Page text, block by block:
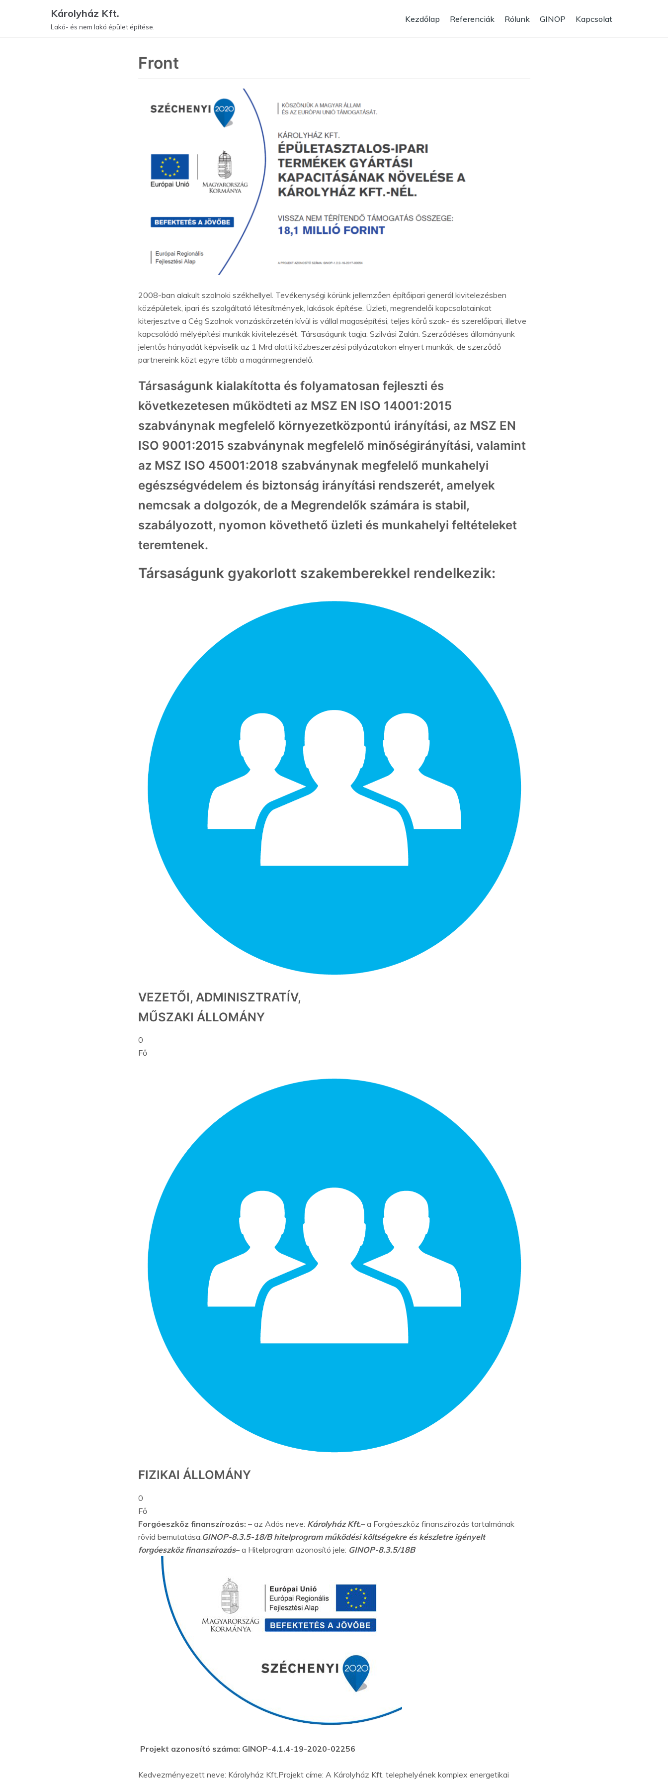
Károlyház Kft.
Lakó- és nem lakó épület építése.
Kezdőlap Referenciák Rólunk GINOP Kapcsolat
Front
2008-ban alakult szolnoki székhellyel. Tevékenységi körünk jellemzően építőipari generál kivitelezésben
középületek, ipari és szolgáltató létesítmények, lakások építése. Üzleti, megrendelői kapcsolatainkat
kiterjesztve a Cég Szolnok vonzáskörzetén kívül is vállal magasépítési, teljes körű szak- és szerelőipari, illetve
kapcsolódó mélyépítési munkák kivitelezését. Társaságunk tagja: Szilvási Zalán. Szerződéses állományunk
jelentős hányadát képviselik az 1 Mrd alatti közbeszerzési pályázatokon elnyert munkák, de szerződő
partnereink közt egyre több a magánmegrendelő.
Társaságunk kialakította és folyamatosan fejleszti és
következetesen működteti az MSZ EN ISO 14001:2015
szabványnak megfelelő környezetközpontú irányítási, az MSZ EN
ISO 9001:2015 szabványnak megfelelő minőségirányítási, valamint
az MSZ ISO 45001:2018 szabványnak megfelelő munkahelyi
egészségvédelem és biztonság irányítási rendszerét, amelyek
nemcsak a dolgozók, de a Megrendelők számára is stabil,
szabályozott, nyomon követhető üzleti és munkahelyi feltételeket
teremtenek.
Társaságunk gyakorlott szakemberekkel rendelkezik:
VEZETŐI, ADMINISZTRATÍV,
MŰSZAKI ÁLLOMÁNY​
0
Fő
FIZIKAI ÁLLOMÁNY​
0
Fő
Forgóeszköz finanszírozás: – az Adós neve: Károlyház Kft.– a Forgóeszköz finanszírozás tartalmának
rövid bemutatása:GINOP-8.3.5-18/B hitelprogram működési költségekre és készletre igényelt
forgóeszköz finanszírozás– a Hitelprogram azonosító jele: GINOP-8.3.5/18B
Projekt azonosító száma: GINOP-4.1.4-19-2020-02256
Kedvezményezett neve: Károlyház Kft.Projekt címe: A Károlyház Kft. telephelyének komplex energetikai